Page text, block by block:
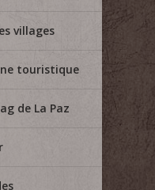
villages
touristique
de La Paz